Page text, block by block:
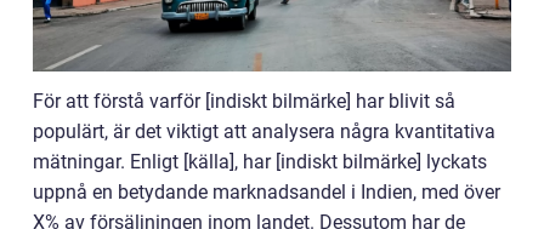
För att förstå varför [indiskt bilmärke] har blivit så
populärt, är det viktigt att analysera några kvantitativa
mätningar. Enligt [källa], har [indiskt bilmärke] lyckats
uppnå en betydande marknadsandel i Indien, med över
X% av försäljningen inom landet. Dessutom har de